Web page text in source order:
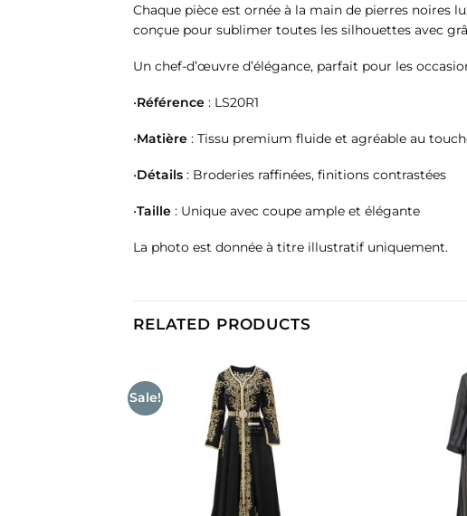
Chaque pièce est ornée à la main de pierres noires
conçue pour sublimer toutes les silhouettes avec
Un chef-d’œuvre d’élégance, parfait pour les
•Référence : LS20R1
•Matière : Tissu premium fluide et agréable au
•Détails : Broderies raffinées, finitions contrastées
•Taille : Unique avec coupe ample et élégante
La photo est donnée à titre illustratif uniquement.
RELATED PRODUCTS
Sale!